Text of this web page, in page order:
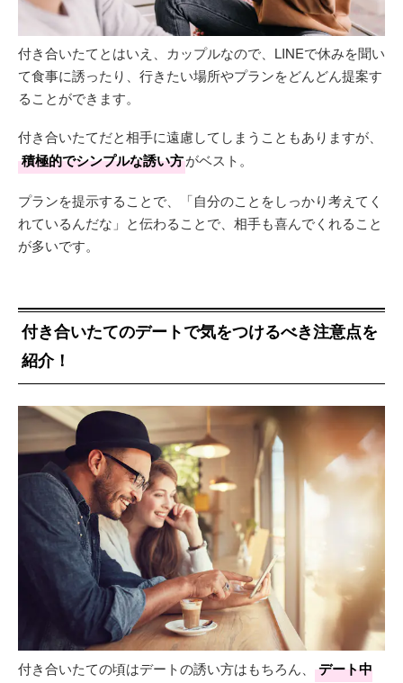
付き合いたてとはいえ、カップルなので、LINEで休みを聞い
て食事に誘ったり、行きたい場所やプランをどんどん提案す
ることができます。
付き合いたてだと相手に遠慮してしまうこともありますが、
積極的でシンプルな誘い方がベスト。
プランを提示することで、「自分のことをしっかり考えてく
れているんだな」と伝わることで、相手も喜んでくれること
が多いです。
付き合いたてのデートで気をつけるべき注意点を
紹介！
付き合いたての頃はデートの誘い方はもちろん、
デート中